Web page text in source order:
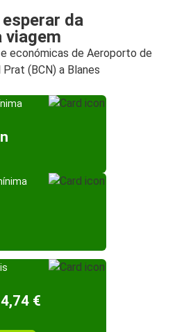
esperar da
viagem
económicas de Aeroporto de
(BCN) a Blanes
€